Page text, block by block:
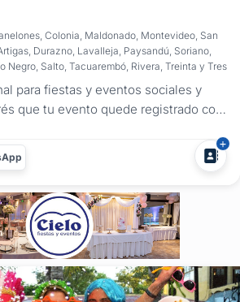
Colonia, Maldonado, Montevideo, San
Durazno, Lavalleja, Paysandú, Soriano,
Negro, Salto, Tacuarembó, Rivera, Treinta y Tres
para fiestas y eventos sociales y
que tu evento quede registrado con
Fotografía me especializo en
en Uruguay, captando cada momento